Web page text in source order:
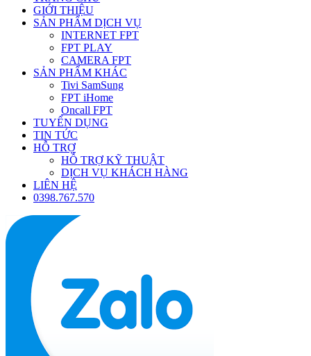
GIỚI THIỆU
SẢN PHẨM DỊCH VỤ
INTERNET FPT
FPT PLAY
CAMERA FPT
SẢN PHẨM KHÁC
Tivi SamSung
FPT iHome
Oncall FPT
TUYỂN DỤNG
TIN TỨC
HỖ TRỢ
HỖ TRỢ KỸ THUẬT
DỊCH VỤ KHÁCH HÀNG
LIÊN HỆ
0398.767.570